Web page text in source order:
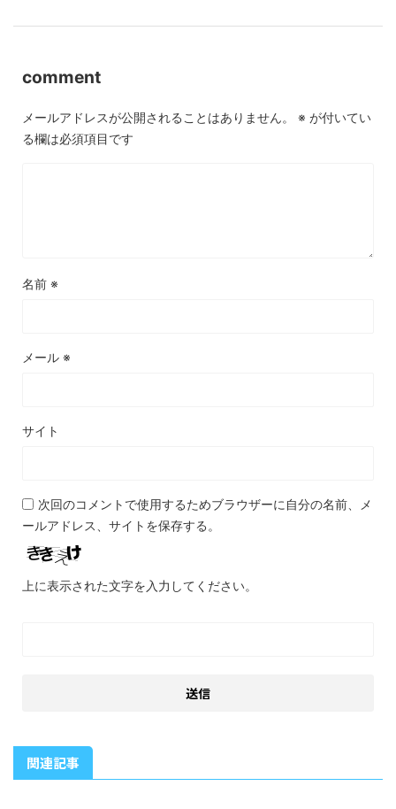
comment
メールアドレスが公開されることはありません。 ※ が付いてい
る欄は必須項目です
名前 ※
メール ※
サイト
次回のコメントで使用するためブラウザーに自分の名前、メ
ールアドレス、サイトを保存する。
上に表示された文字を入力してください。
関連記事